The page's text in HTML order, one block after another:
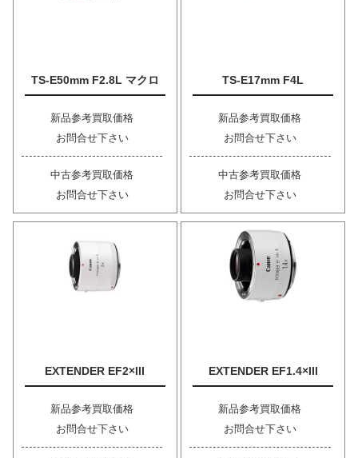
TS-E50mm F2.8L マクロ
新品参考買取価格
お問合せ下さい
中古参考買取価格
お問合せ下さい
TS-E17mm F4L
新品参考買取価格
お問合せ下さい
中古参考買取価格
お問合せ下さい
EXTENDER EF2×III
新品参考買取価格
お問合せ下さい
EXTENDER EF1.4×III
新品参考買取価格
お問合せ下さい